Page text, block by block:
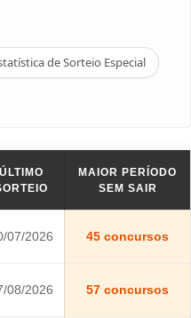
de Sorteio Especial
ÚLTIMO
MAIOR PERÍODO
SEM SAIR
07/2026 45 concursos
08/2026 57 concursos